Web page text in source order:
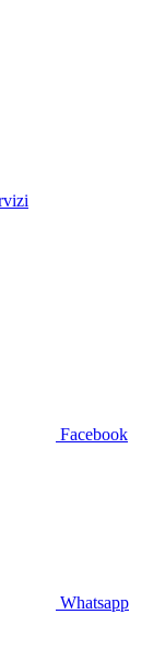
Facebook
Whatsapp